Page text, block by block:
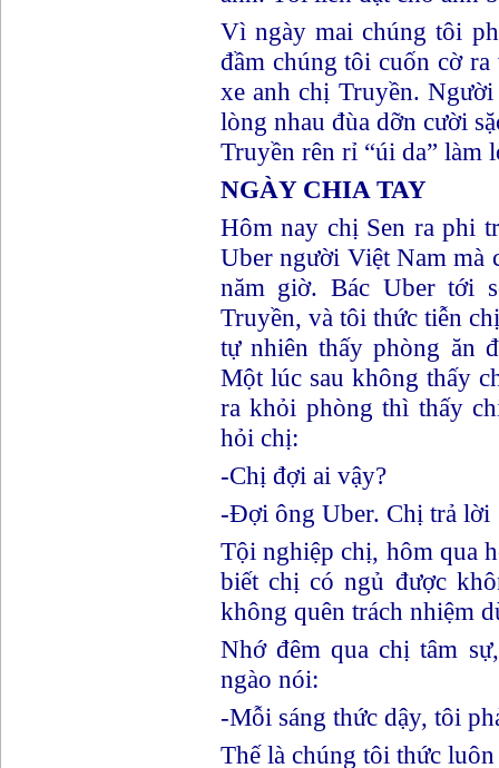
Vì ngày mai chúng tôi
đầm chúng tôi cuốn cờ
xe anh chị Truyền.
lòng nhau đùa dỡn cười
Truyền rên rỉ “úi da” làm
NGÀY CHIA TAY
Hôm nay chị Sen ra phi
Uber người Việt Nam mà
năm giờ. Bác Uber tới
Truyền, và tôi thức tiễn
tự nhiên thấy phòng ăn
Một lúc sau không thấy
ra khỏi phòng thì thấy
hỏi chị:
-Chị đợi ai vậy?
-Đợi ông Uber. Chị trả lời
Tội nghiệp chị, hôm qua
biết chị có ngủ được
không quên trách nhiệm
Nhớ đêm qua chị tâm
ngào nói:
-Mỗi sáng thức dậy, tôi
Thế là chúng tôi thức